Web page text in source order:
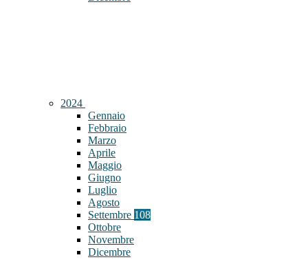
2024
Gennaio
Febbraio
Marzo
Aprile
Maggio
Giugno
Luglio
Agosto
Settembre 108
Ottobre
Novembre
Dicembre